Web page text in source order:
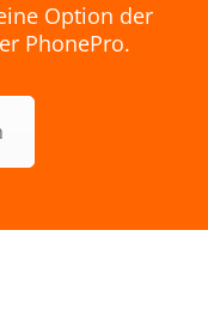
Option der
PhonePro.